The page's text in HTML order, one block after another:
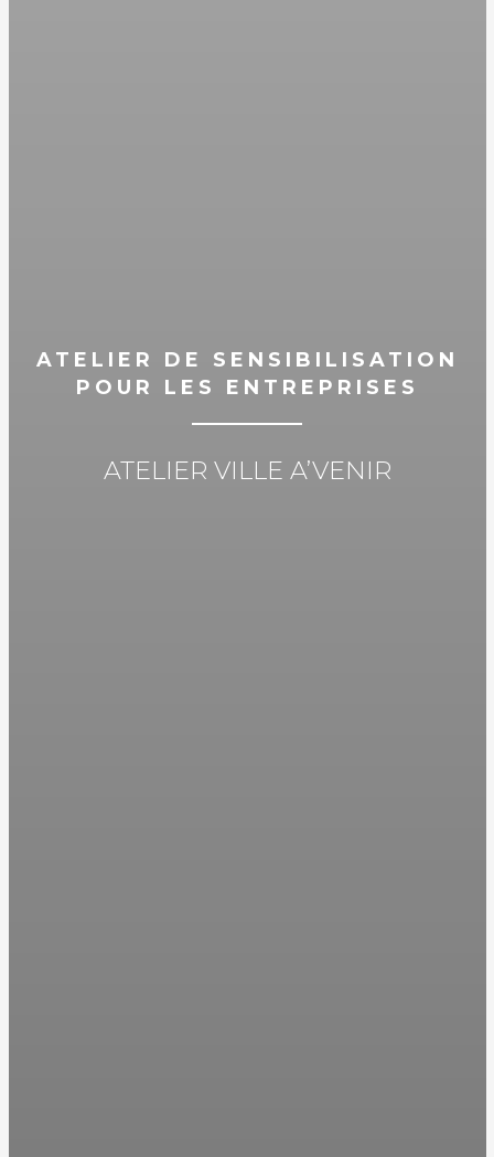
ATELIER DE SENSIBILISATION
POUR LES ENTREPRISES
ATELIER VILLE A’VENIR